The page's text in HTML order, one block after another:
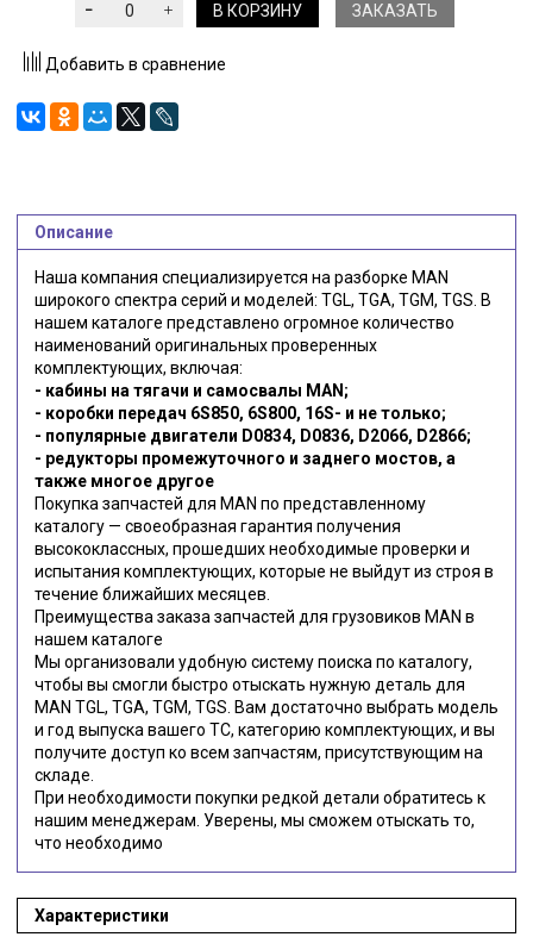
В КОРЗИНУ ЗАКАЗАТЬ
Добавить в сравнение
Описание
Наша компания специализируется на разборке MAN
широкого спектра серий и моделей: TGL, TGA, TGM, TGS. В
нашем каталоге представлено огромное количество
наименований оригинальных проверенных
комплектующих, включая:
- кабины на тягачи и самосвалы MAN;
- коробки передач 6S850, 6S800, 16S- и не только;
- популярные двигатели D0834, D0836, D2066, D2866;
- редукторы промежуточного и заднего мостов, а
также многое другое
Покупка запчастей для MAN по представленному
каталогу — своеобразная гарантия получения
высококлассных, прошедших необходимые проверки и
испытания комплектующих, которые не выйдут из строя в
течение ближайших месяцев.
Преимущества заказа запчастей для грузовиков MAN в
нашем каталоге
Мы организовали удобную систему поиска по каталогу,
чтобы вы смогли быстро отыскать нужную деталь для
MAN TGL, TGA, TGM, TGS. Вам достаточно выбрать модель
и год выпуска вашего ТС, категорию комплектующих, и вы
получите доступ ко всем запчастям, присутствующим на
складе.
При необходимости покупки редкой детали обратитесь к
нашим менеджерам. Уверены, мы сможем отыскать то,
что необходимо
Характеристики